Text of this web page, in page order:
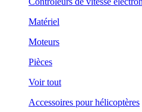
Matériel
Moteurs
Pièces
Voir tout
Accessoires pour hélicoptères